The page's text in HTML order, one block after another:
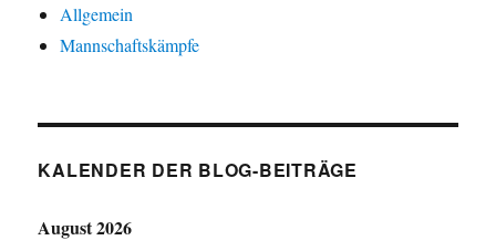
Allgemein
Mannschaftskämpfe
KALENDER DER BLOG-BEITRÄGE
August 2026